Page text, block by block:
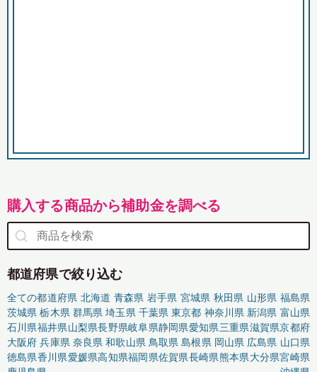
購入する商品から補助金を調べる
都道府県で絞り込む
全ての都道府県 北海道 青森県 岩手県 宮城県 秋田県 山形県 福島県
茨城県 栃木県 群馬県 埼玉県 千葉県 東京都 神奈川県 新潟県 富山県
石川県福井県山梨県長野県岐阜県静岡県愛知県三重県滋賀県京都府
大阪府 兵庫県 奈良県 和歌山県 鳥取県 島根県 岡山県 広島県 山口県
徳島県香川県愛媛県高知県福岡県佐賀県長崎県熊本県大分県宮崎県